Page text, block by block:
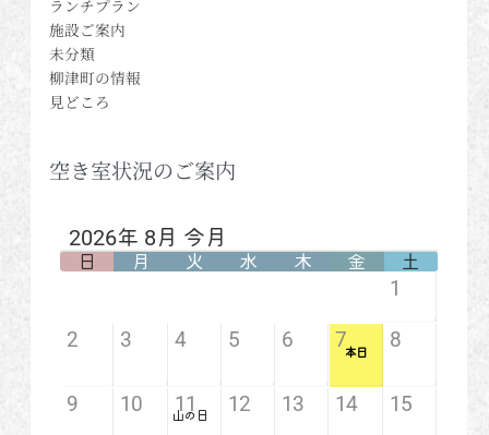
ランチプラン
施設ご案内
未分類
柳津町の情報
見どころ
空き室状況のご案内